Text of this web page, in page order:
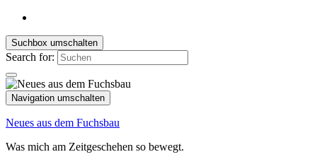
Suchbox umschalten
Search for:
Navigation umschalten
Neues aus dem Fuchsbau
Was mich am Zeitgeschehen so bewegt.